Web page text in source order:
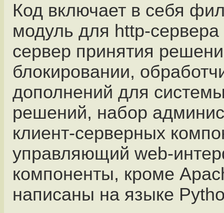
Код включает в себя
модуль для http-
сервер принятия
блокировании,
дополнений для
решений, набор
клиент-серверных
управляющий web-
компоненты, кроме
написаны на языке